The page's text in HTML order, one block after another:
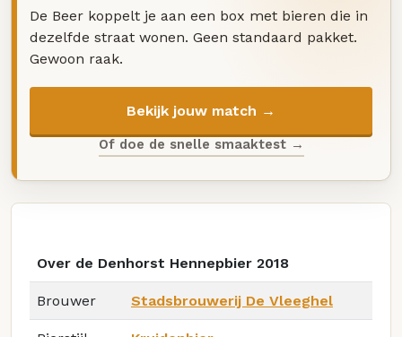
De Beer koppelt je aan een box met bieren die in
dezelfde straat wonen. Geen standaard pakket.
Gewoon raak.
Bekijk jouw match →
Of doe de snelle smaaktest →
Over de Denhorst Hennepbier 2018
Brouwer Stadsbrouwerij De Vleeghel